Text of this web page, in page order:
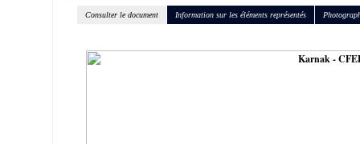
Consulter le document Information sur les éléments représentés